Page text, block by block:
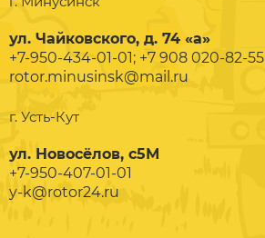
ул. Чайковского, д. 74 «а»
+7-950-434-01-01; +7 908 020-82-55
rotor.minusinsk@mail.ru
г. Усть-Кут
ул. Новосёлов, с5М
+7-950-407-01-01
y-k@rotor24.ru